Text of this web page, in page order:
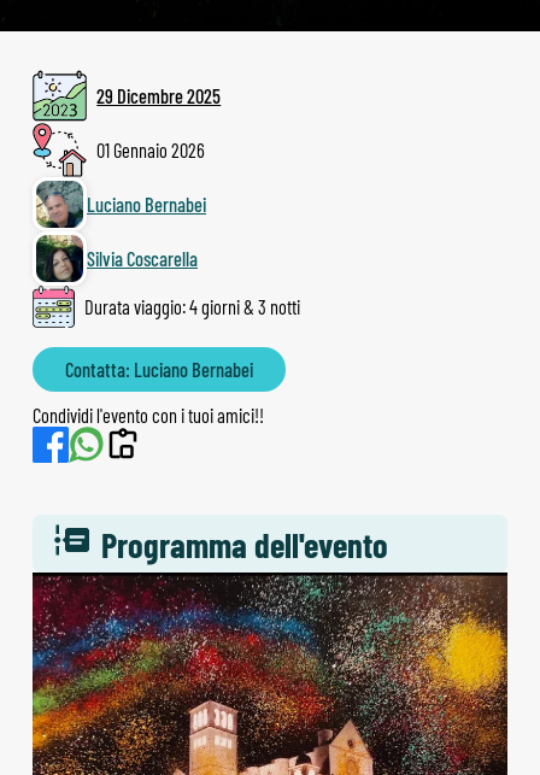
Programma dell'evento
29 Dicembre 2025
01 Gennaio 2026
Luciano Bernabei
Silvia Coscarella
Durata viaggio: 4 giorni & 3 notti
Contatta: Luciano Bernabei
Condividi l'evento con i tuoi amici!!